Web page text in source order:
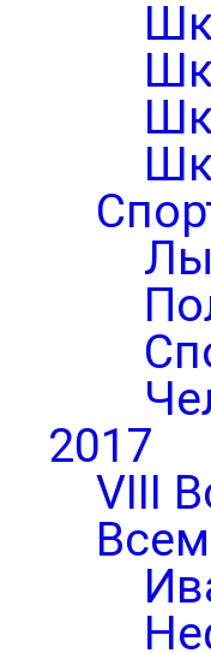
2017
VIII